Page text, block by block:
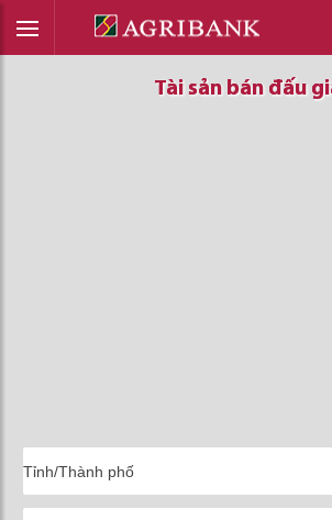
Tài sản bán đấu
Tài sản bán đấu
Tài sản bán đấu